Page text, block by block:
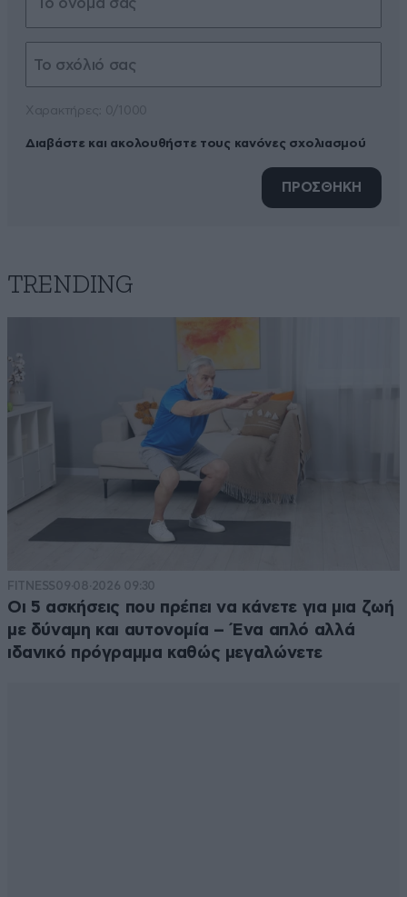
Διαβάστε και ακολουθήστε τους κανόνες σχολιασμού
ΠΡΟΣΘΗΚΗ
TRENDING
FITNESS09·08·2026 09:30
Οι 5 ασκήσεις που πρέπει να κάνετε για μια ζωή
με δύναμη και αυτονομία – Ένα απλό αλλά
ιδανικό πρόγραμμα καθώς μεγαλώνετε